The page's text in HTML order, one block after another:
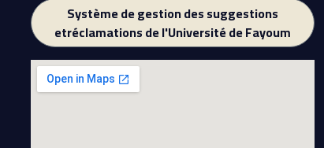
Système de gestion des suggestions
etréclamations de l'Université de Fayoum